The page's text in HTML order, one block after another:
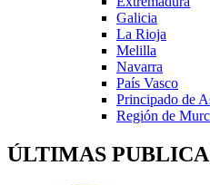
Galicia
La Rioja
Melilla
Navarra
País Vasco
Principado de
Región de
ÚLTIMAS